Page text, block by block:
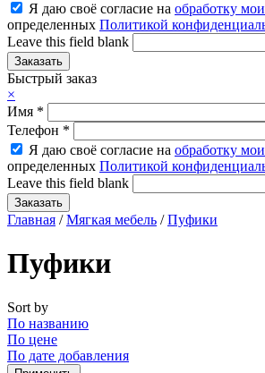
Я даю своё согласие на обработку
определенных Политикой
Leave this field blank
Быстрый заказ
×
Имя *
Телефон *
Я даю своё согласие на обработку
определенных Политикой
Leave this field blank
Главная /Мягкая мебель /Пуфики
Пуфики
Sort by
По названию
По цене
По дате добавления